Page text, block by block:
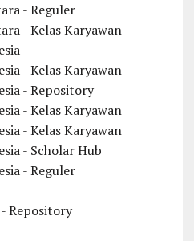
- Reguler
- Kelas Karyawan
- Kelas Karyawan
- Repository
- Kelas Karyawan
- Kelas Karyawan
- Scholar Hub
- Reguler
Repository